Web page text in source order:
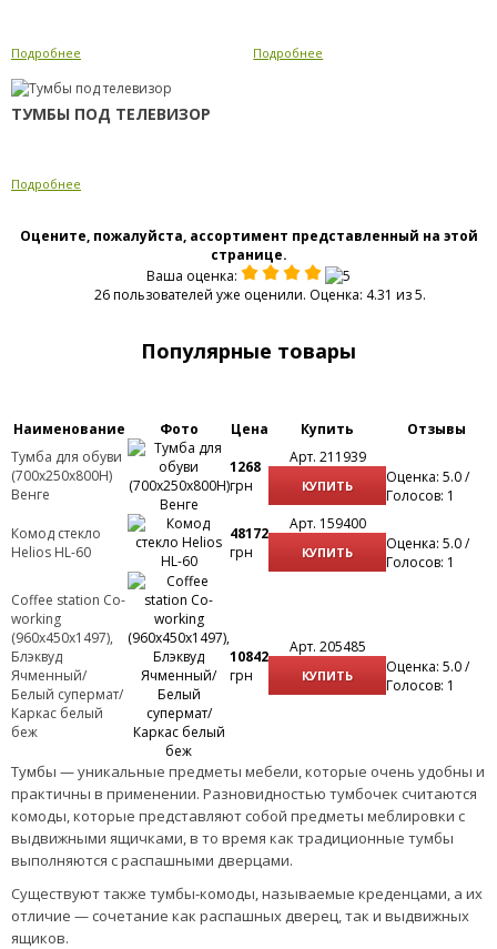
Подробнее Подробнее
ТУМБЫ ПОД ТЕЛЕВИЗОР
Подробнее
Оцените, пожалуйста, ассортимент представленный на этой
странице.
Ваша оценка:
26 пользователей уже оценили. Оценка: 4.31 из 5.
Популярные товары
Наименование Фото Цена Купить
Отзывы
Тумба для обуви
(700х250х800Н)
Венге
1268
грн
Арт. 211939
КУПИТЬ
Оценка: 5.0 /
Голосов: 1
Комод стекло
Helios HL-60
48172
грн
Арт. 159400
КУПИТЬ
Оценка: 5.0 /
Голосов: 1
Coffee station Co-
working
(960х450х1497),
Блэквуд
Ячменный/
Белый супермат/
Каркас белый
беж
10842
грн
Арт. 205485
КУПИТЬ
Оценка: 5.0 /
Голосов: 1
Тумбы — уникальные предметы мебели, которые очень удобны и
практичны в применении. Разновидностью тумбочек считаются
комоды, которые представляют собой предметы меблировки с
выдвижными ящичками, в то время как традиционные тумбы
выполняются с распашными дверцами.
Существуют также тумбы-комоды, называемые креденцами, а их
отличие — сочетание как распашных дверец, так и выдвижных
ящиков.